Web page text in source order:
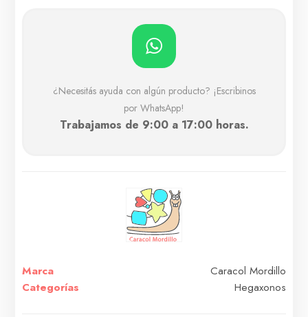
¿Necesitás ayuda con algún producto? ¡Escribinos
por WhatsApp!
Trabajamos de 9:00 a 17:00 horas.
Marca
Caracol Mordillo
Categorías
Hegaxonos